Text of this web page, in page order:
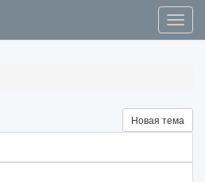
Новая тема